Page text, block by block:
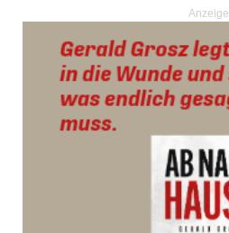
Anzeige